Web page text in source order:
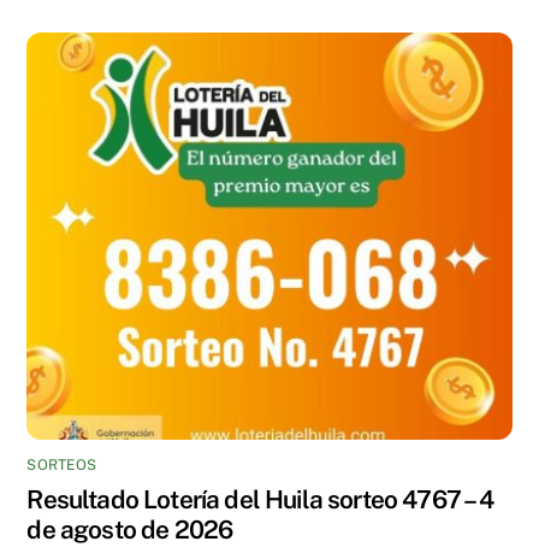
SORTEOS
Resultado Lotería del Huila sorteo 4767 – 4
de agosto de 2026